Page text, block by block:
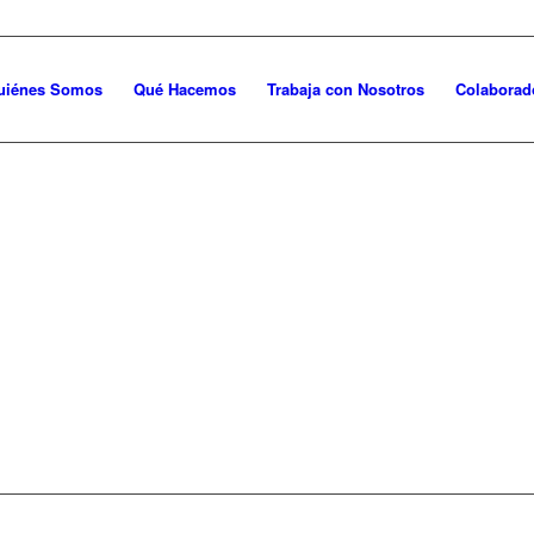
Somos Qué Hacemos Trabaja con Nosotros